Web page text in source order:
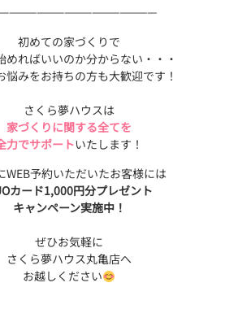
初めての家づくりで
めればいいのか分からない・・・
悩みをお持ちの方も大歓迎です！
さくら夢ハウスは
家づくりに関する全てを
力でサポートいたします！
WEB予約いただいたお客様には
カード1,000円分プレゼント
キャンペーン実施中！
ぜひお気軽に
さくら夢ハウス丸亀店へ
お越しください